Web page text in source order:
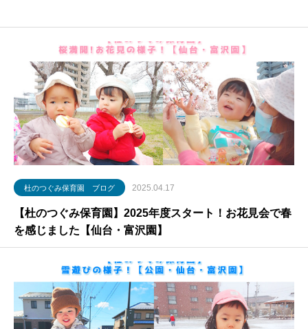
杜のつぐみ保育園 ブログ 2025.04.17
【杜のつぐみ保育園】2025年度スタート！お花見会で春
を感じました【仙台・富沢園】